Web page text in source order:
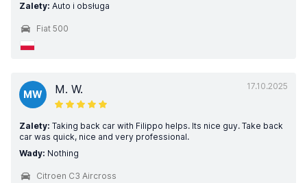
Zalety: Auto i obsługa
Fiat 500
17.10.2025
MW M. W.
Zalety: Taking back car with Filippo helps. Its nice guy. Take back
car was quick, nice and very professional.
Wady: Nothing
Citroen C3 Aircross